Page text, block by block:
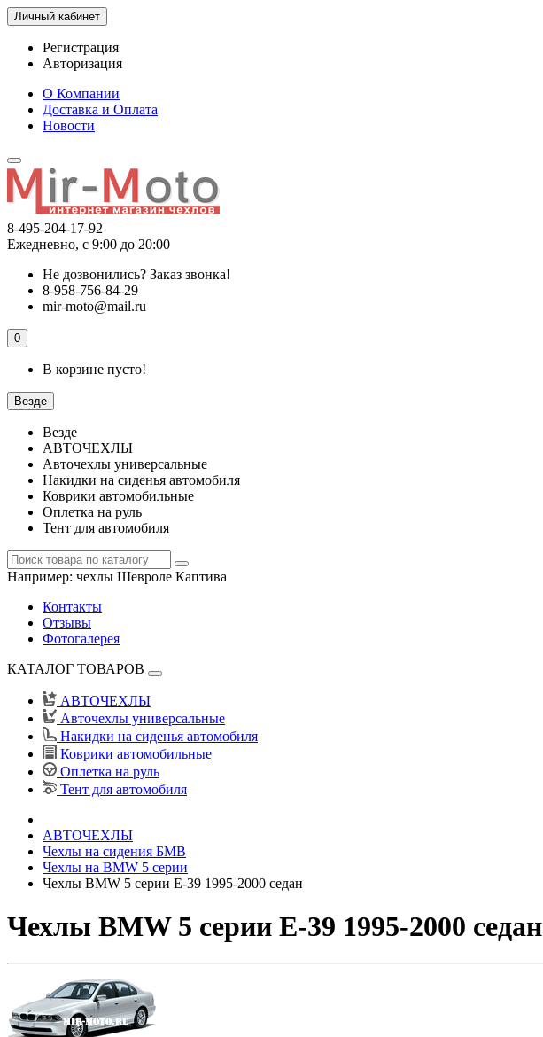
Личный кабинет
Регистрация
Авторизация
О Компании
Доставка и Оплата
Новости
8-495-204-17-92
Ежедневно, с 9:00 до 20:00
Не дозвонились? Заказ звонка!
8-958-756-84-29
mir-moto@mail.ru
0
В корзине пусто!
Везде
Везде
АВТОЧЕХЛЫ
Авточехлы универсальные
Накидки на сиденья автомобиля
Коврики автомобильные
Оплетка на руль
Тент для автомобиля
Например: чехлы Шевроле Каптива
Контакты
Отзывы
Фотогалерея
КАТАЛОГ ТОВАРОВ
АВТОЧЕХЛЫ
Авточехлы универсальные
Накидки на сиденья автомобиля
Коврики автомобильные
Оплетка на руль
Тент для автомобиля
АВТОЧЕХЛЫ
Чехлы на сидения БМВ
Чехлы на BMW 5 серии
Чехлы BMW 5 серии E-39 1995-2000 седан
Чехлы BMW 5 серии E-39 1995-2000 седан